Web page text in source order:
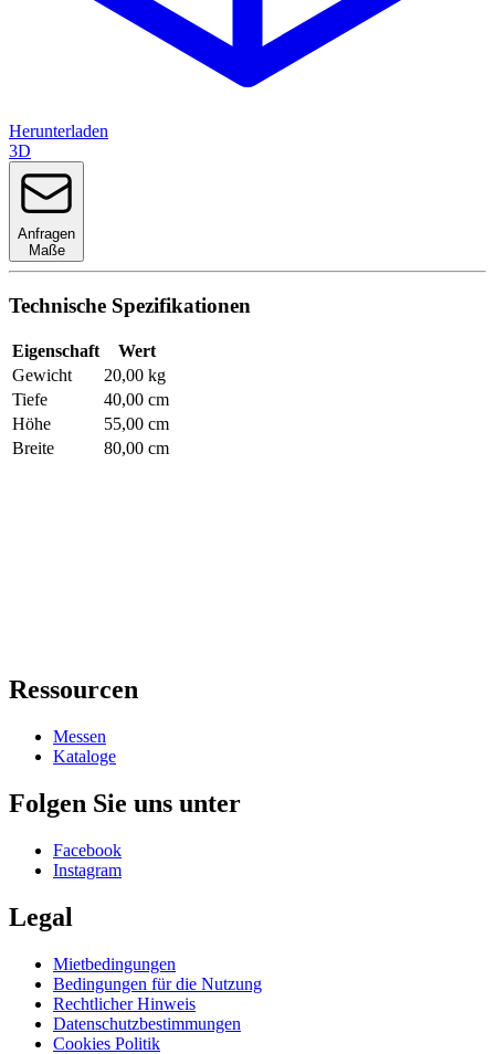
Herunterladen
3D
Anfragen
Maße
Technische Spezifikationen
Eigenschaft
Wert
Gewicht
20,00 kg
Tiefe
40,00 cm
Höhe
55,00 cm
Breite
80,00 cm
Ressourcen
Messen
Kataloge
Folgen Sie uns unter
Facebook
Instagram
Legal
Mietbedingungen
Bedingungen für die Nutzung
Rechtlicher Hinweis
Datenschutzbestimmungen
Cookies Politik